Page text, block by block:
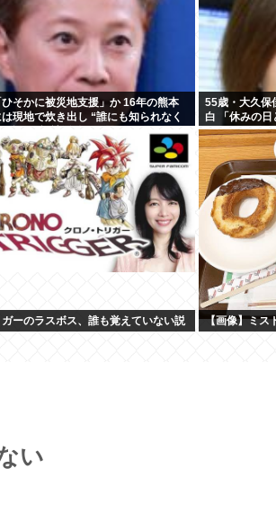
そかに被災地支援」か 16年の熊本
現地で炊き出し “誰にも知られなく
55歳・大久保
白 「休みの
ーのラスボス、誰も覚えていない説 【画像】ミス
い